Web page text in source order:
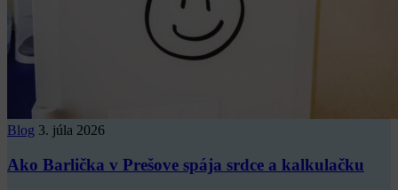
Blog 3. júla 2026
Ako Barlička v Prešove spája srdce a kalkulačku